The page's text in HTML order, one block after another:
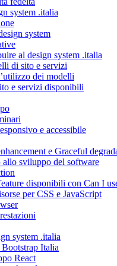
system .italia
system
al design system .italia
di sito e servizi
dei modelli
e servizi disponibili
e accessibile
e Graceful
sviluppo del software
disponibili con Can I
per CSS e JavaScript
system .italia
Italia
React